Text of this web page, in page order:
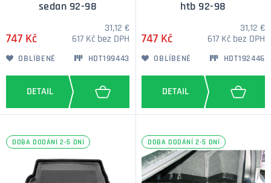
sedan 92-98
747 Kč
31,12 €
617 Kč bez DPH
OBLÍBENÉ HDT199443
htb 92-98
747 Kč
31,12 €
617 Kč bez DPH
OBLÍBENÉ HDT192446
DOBA DODÁNÍ 2-5 DNÍ DOBA DODÁNÍ 2-5 DNÍ